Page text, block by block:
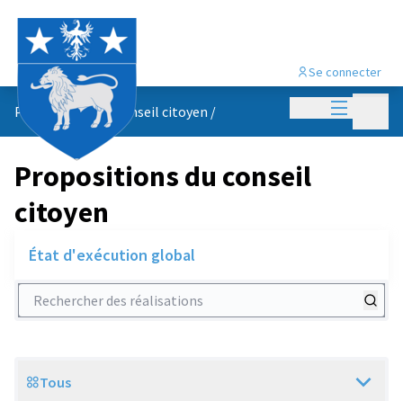
Menu
Se connecter
Propositions du conseil citoyen /
Propositions du conseil
citoyen
État d'exécution global
Rechercher des réalisations
Scope
Tous